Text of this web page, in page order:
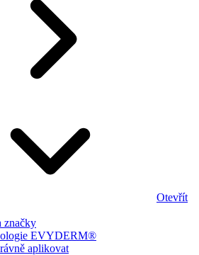
Otevřít
značky
EVYDERM®
aplikovat